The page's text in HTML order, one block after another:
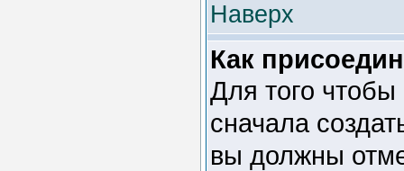
Наверх
Как
Для того
сначала
вы должны